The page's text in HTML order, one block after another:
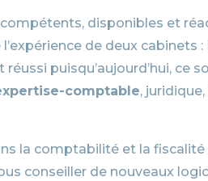
disponibles et
de deux cabinets :
puisqu’aujourd’hui, ce
comptable,
la comptabilité et la fiscalité
conseiller de nouveaux